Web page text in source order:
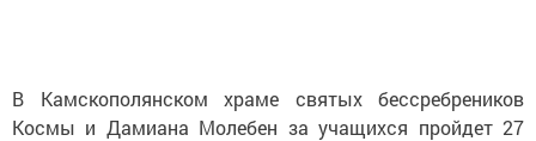
В Камскополянском храме святых бессребреников
Космы и Дамиана Молебен за учащихся пройдет 27